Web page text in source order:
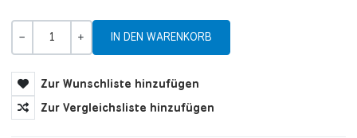
Zur Wunschliste hinzufügen
Zur Vergleichsliste hinzufügen